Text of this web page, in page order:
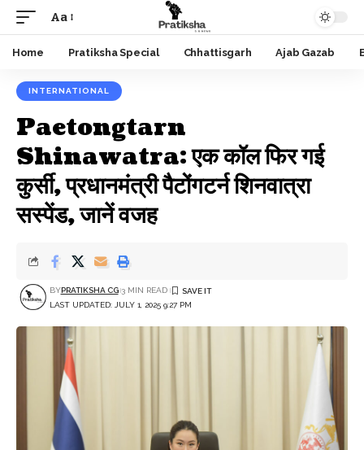
Font
Resizer
Aa
Home Pratiksha Special Chhattisgarh Ajab Gazab
INTERNATIONAL
Paetongtarn
Shinawatra: एक कॉल फिर गई
कुर्सी, प्रधानमंत्री पैटोंगटर्न शिनवात्रा
सस्पेंड, जानें वजह
LAST UPDATED: JULY 1, 2025 9:27 PM
BYPRATIKSHA CG 3 MIN READ